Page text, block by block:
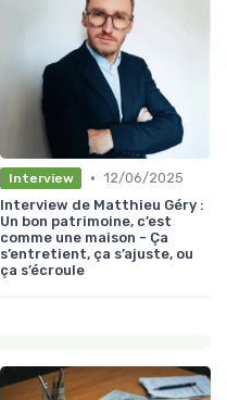
Interview • 12/06/2025
Interview de Matthieu Géry :
Un bon patrimoine, c’est
comme une maison - Ça
s’entretient, ça s’ajuste, ou
ça s’écroule